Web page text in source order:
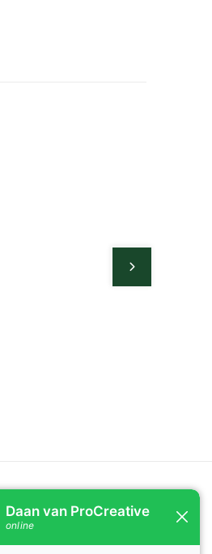
Kennis in producten